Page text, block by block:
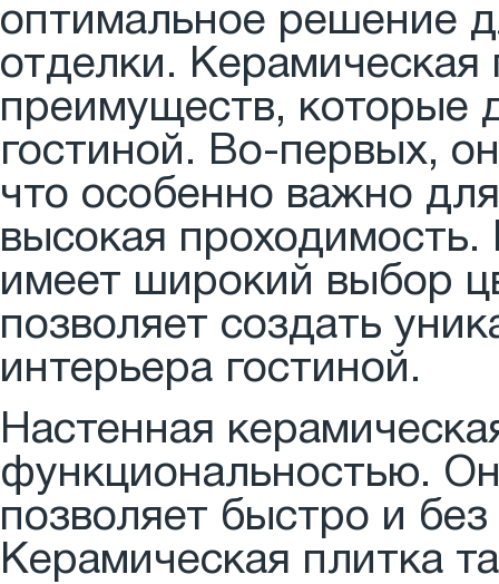
оптимальное решение
отделки.
преимуществ, которые
гостиной. Во-первых,
что особенно важно
высокая
имеет широкий выбор
позволяет создать
интерьера гостиной.
Настенная
функциональностью.
позволяет быстро и
Керамическая плитка